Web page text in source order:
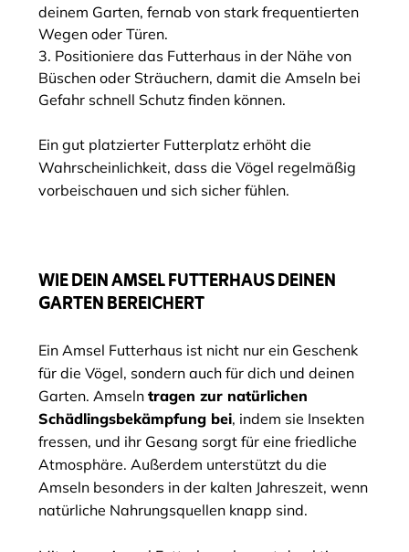
deinem Garten, fernab von stark frequentierten
Wegen oder Türen.
Positioniere das Futterhaus in der Nähe von
Büschen oder Sträuchern, damit die Amseln bei
Gefahr schnell Schutz finden können.
Ein gut platzierter Futterplatz erhöht die
Wahrscheinlichkeit, dass die Vögel regelmäßig
vorbeischauen und sich sicher fühlen.
WIE DEIN AMSEL FUTTERHAUS DEINEN
GARTEN BEREICHERT
Ein Amsel Futterhaus ist nicht nur ein Geschenk
für die Vögel, sondern auch für dich und deinen
Garten. Amseln tragen zur natürlichen
Schädlingsbekämpfung bei, indem sie Insekten
fressen, und ihr Gesang sorgt für eine friedliche
Atmosphäre. Außerdem unterstützt du die
Amseln besonders in der kalten Jahreszeit, wenn
natürliche Nahrungsquellen knapp sind.